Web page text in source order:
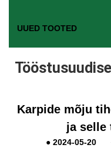
UUED TOOTED
Karpide mõju
ja selle
● 2024-05-20